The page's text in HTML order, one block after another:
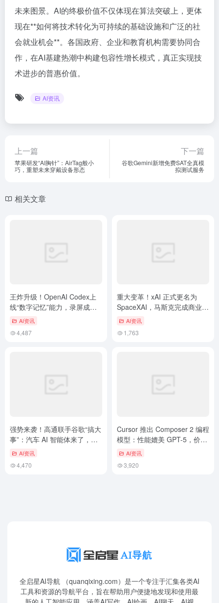
未来图景。AI的终极价值不仅体现在算法突破上，更体
现在**如何将技术转化为可持续的基础设施和广泛的社
会就业机会**。各国政府、企业和教育机构需要协同合
作，在AI基建热潮中构建包容性增长模式，真正实现技
术进步的普惠价值。
AI资讯
上一篇
苹果研发“AI胸针”：AirTag般小
巧，重塑未来穿戴设备形态
下一篇
谷歌Gemini新增免费SAT全真模
拟测试服务
相关文章
王炸升级！OpenAI Codex上
线“数字记忆”能力，录屏成为
关键生产力
AI资讯
4,487
重大变革！xAI 正式更名为
SpaceXAI，马斯克完成商业版
图大整合
AI资讯
1,763
强势来袭！​高通联手谷歌“搞大
事”：汽车 AI 智能体来了，车
载系统告别碎片化
AI资讯
4,470
Cursor 推出 Composer 2 编程
模型：性能媲美 GPT-5，价格
远低于后者
AI资讯
3,920
全启星AI导航 （quanqixing.com）是一个专注于汇集各类AI
工具和资源的导航平台，旨在帮助用户便捷地发现和使用最